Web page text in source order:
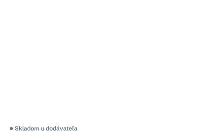
Priemerné
Skladom u dodávateľa